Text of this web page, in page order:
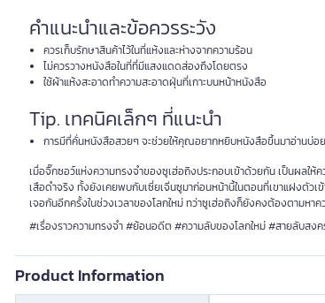
คำแนะนำและข้อควรระวัง
ควรเก็บรักษาสินค้าไว้ในที่แห้งและห่างจากความร้อน
ไม่ควรวางหนังสือในที่ที่มีแสงแดดส่องถึงโดยตรง
ใช้ผ้าแห้งสะอาดทำความสะอาดฝุ่นที่เกาะบนหน้าหนังสือ
Tip. เทคนิคเล็กๆ ที่แนะนำ
การมีที่คั่นหนังสือสวยๆ จะช่วยให้คุณอยากหยิบหนังสือขึ้นมาอ่านบ่อย
เมื่อจิ๊กซอว์แห่งความทรงจำของซูเฮ่อถิงประกอบเข้าด้วยกัน เป็นผลให้
เสือดำจริง ทั้งยังเคยพบกับเซี่ยเจิ่นซูมาก่อนหน้านี้ในตอนที่เขาแฝงตัว
เจอกันอีกครั้งในช่วงเวลาของโลกใหม่ ทว่าซูเฮ่อถิงก็ยังคงต้องตามห
#เรื่องราวความทรงจำ #ย้อนอดีต #ความลับของโลกใหม่ #สายลับสง
Product Information